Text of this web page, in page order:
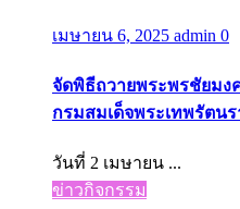
เมษายน 6, 2025 admin 0
จัดพิธีถวายพระพรชัยมง
กรมสมเด็จพระเทพรัตน
วันที่ 2 เมษายน ...
ข่าวกิจกรรม